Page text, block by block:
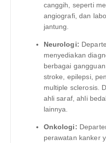
canggih, seperti
angiografi, dan
jantung.
Neurologi:
menyediakan
berbagai
stroke, epilepsi,
multiple sclerosis.
ahli saraf, ahli
lainnya.
Onkologi:
perawatan kanker